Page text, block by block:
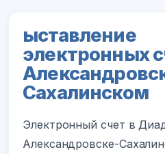
ыставление
электронных
Сахалинском
Электронный счет в
Александровске-